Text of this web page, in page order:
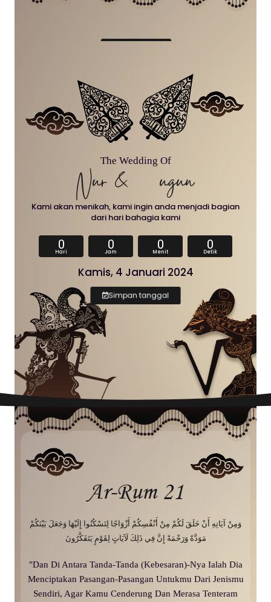
The Wedding Of
Nur & Gugun
Kami akan menikah, kami ingin anda menjadi bagian
dari hari bahagia kami
0
Hari
0
Jam
0
Menit
0
Detik
Kamis, 4 Januari 2024
Simpan tanggal
Ar-Rum 21
وَمِنْ آيَاتِهِ أَنْ خَلَقَ لَكُمْ مِنْ أَنْفُسِكُمْ أَزْوَاجًا لِتَسْكُنُوا إِلَيْهَا وَجَعَلَ بَيْنَكُمْ
مَوَدَّةً وَرَحْمَةً إِنَّ فِي ذَلِكَ لَآيَاتٍ لِقَوْمٍ يَتَفَكَّرُونَ
"Dan Di Antara Tanda-Tanda (Kebesaran)-Nya Ialah Dia
Menciptakan Pasangan-Pasangan Untukmu Dari Jenismu
Sendiri, Agar Kamu Cenderung Dan Merasa Tenteram